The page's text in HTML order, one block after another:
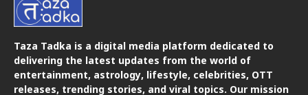
Taza Tadka is a digital media platform dedicated to
delivering the latest updates from the world of
entertainment, astrology, lifestyle, celebrities, OTT
releases, trending stories, and viral topics. Our mission